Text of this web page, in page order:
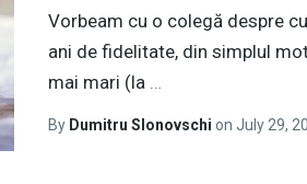
Vorbeam cu o colegă despre
ani de fidelitate, din simplul
mai mari (la …
By Dumitru Slonovschi on July 29,